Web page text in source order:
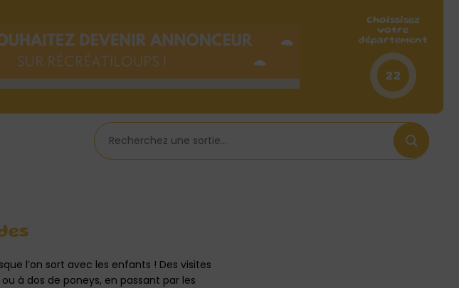
Choissisez
votre
département
22
l’on sort avec les enfants ! Des visites
à dos de poneys, en passant par les